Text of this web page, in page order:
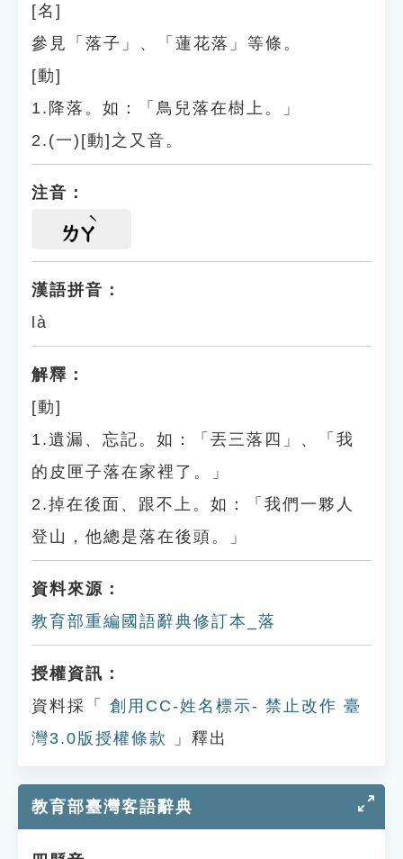
[名]
參見「落子」、「蓮花落」等條。
[動]
1.降落。如：「鳥兒落在樹上。」
2.(一)[動]之又音。
注音：
ㄌㄚ
漢語拼音：
là
解釋：
[動]
1.遺漏、忘記。如：「丟三落四」、「我
的皮匣子落在家裡了。」
2.掉在後面、跟不上。如：「我們一夥人
登山，他總是落在後頭。」
資料來源：
教育部重編國語辭典修訂本_落
授權資訊：
資料採「
創用CC-姓名標示- 禁止改作 臺
灣3.0版授權條款
」釋出
教育部臺灣客語辭典